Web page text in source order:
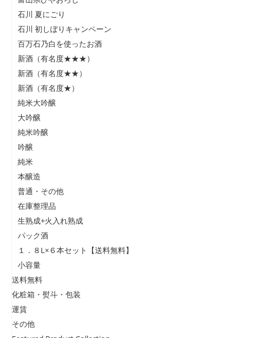
石川 夏にごり
石川 初しぼりキャンペーン
百万石乃白を使ったお酒
新酒（有名度★★★）
新酒（有名度★★）
新酒（有名度★）
純米大吟醸
大吟醸
純米吟醸
吟醸
純米
本醸造
普通・その他
在庫整理品
生熟成+火入れ熟成
パック酒
１．８L×６本セット【送料無料】
小容量
送料無料
化粧箱・熨斗・包装
運賃
その他